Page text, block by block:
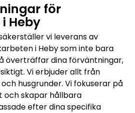
för
Heby
vi leverans av
i Heby som inte bara
överträffar dina förväntningar,
Vi erbjuder allt från
husgrunder. Vi fokuserar på
och skapar hållbara
efter dina specifika